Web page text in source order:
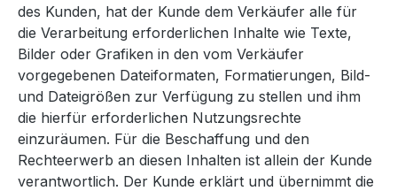
des Kunden, hat der Kunde dem Verkäufer alle für
die Verarbeitung erforderlichen Inhalte wie Texte,
Bilder oder Grafiken in den vom Verkäufer
vorgegebenen Dateiformaten, Formatierungen, Bild-
und Dateigrößen zur Verfügung zu stellen und ihm
die hierfür erforderlichen Nutzungsrechte
einzuräumen. Für die Beschaffung und den
Rechteerwerb an diesen Inhalten ist allein der Kunde
verantwortlich. Der Kunde erklärt und übernimmt die